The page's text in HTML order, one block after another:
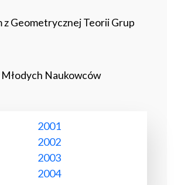
z Geometrycznej Teorii Grup
Naukowców
2001
2002
2003
2004